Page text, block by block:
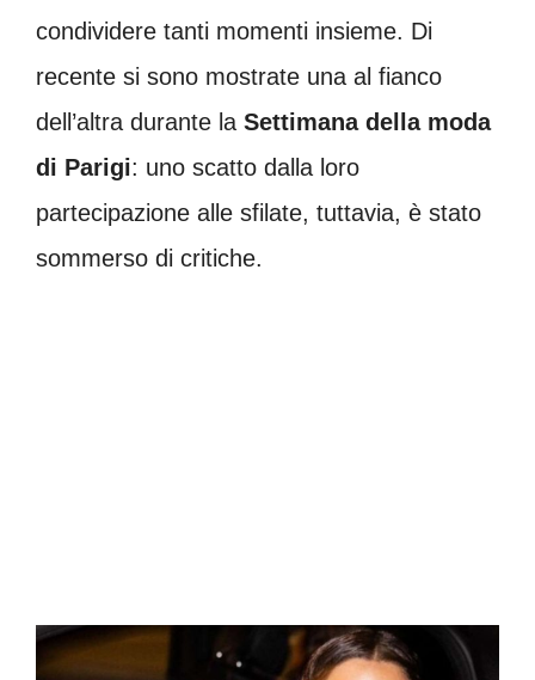
condividere tanti momenti insieme. Di
recente si sono mostrate una al fianco
dell’altra durante la Settimana della moda
di Parigi: uno scatto dalla loro
partecipazione alle sfilate, tuttavia, è stato
sommerso di critiche.